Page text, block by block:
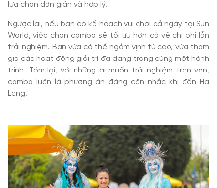
lựa chọn đơn giản và hợp lý.
Ngược lại, nếu bạn có kế hoạch vui chơi cả ngày tại Sun
World, việc chọn combo sẽ tối ưu hơn cả về chi phí lẫn
trải nghiệm. Bạn vừa có thể ngắm vịnh từ cao, vừa tham
gia các hoạt động giải trí đa dạng trong cùng một hành
trình. Tóm lại, với những ai muốn trải nghiệm trọn vẹn,
combo luôn là phương án đáng cân nhắc khi đến Hạ
Long.